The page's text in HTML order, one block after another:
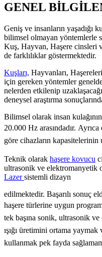
GENEL
Geniş ve insanların yaşadığı
bilimsel olmayan yöntemlerle
Kuş, Hayvan, Haşere cinsleri
de farklılıklar göstermektedir.
Kuşları, Hayvanları,
için gereken yöntemler
nelerden etkilenip
deneysel araştırma
Bilimsel olarak insan
20.000 Hz arasındadır. Ayrıca
göre cihazların kapasitelerinin
Teknik olarak haşere kovucu
ultrasonik ve elektromanyetik
Lazersistemli dizayn
edilmektedir. Başarılı sonuç
haşere türlerine uygun
tek başına sonik, ultrasonik
ışığı üretimini ortama
kullanmak pek fayda